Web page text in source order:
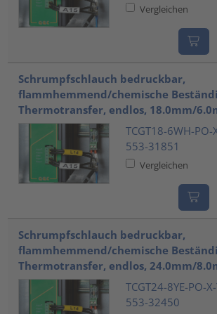
Vergleichen
Schrumpfschlauch bedruckbar,
flammhemmend/chemische
Thermotransfer, endlos, 18.0mm/
TCGT18-6WH-PO-
553-31851
Vergleichen
Schrumpfschlauch bedruckbar,
flammhemmend/chemische
Thermotransfer, endlos, 24.0mm/
TCGT24-8YE-PO-X-
553-32450